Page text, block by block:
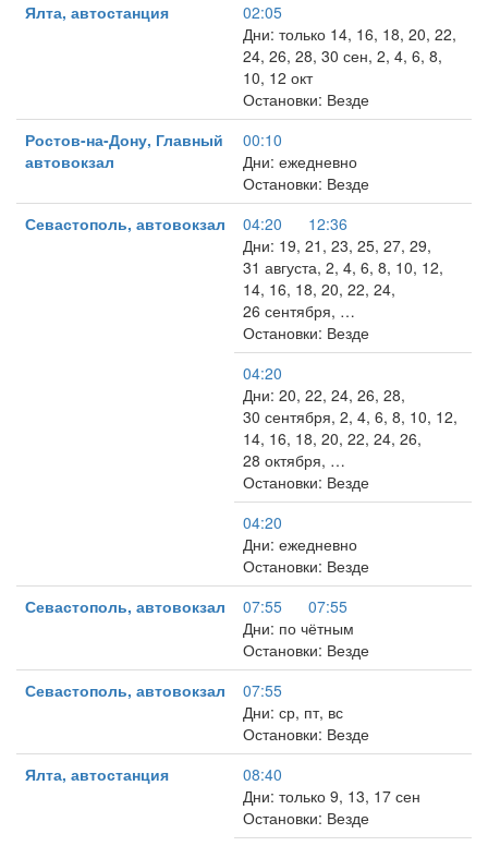
Ялта, автостанция
02:05
Дни: только 14, 16, 18, 20, 22,
24, 26, 28, 30 сен, 2, 4, 6, 8,
10, 12 окт
Остановки: Везде
Ростов-на-Дону, Главный
автовокзал
00:10
Дни: ежедневно
Остановки: Везде
Севастополь, автовокзал
04:20
12:36
Дни: 19, 21, 23, 25, 27, 29,
31 августа, 2, 4, 6, 8, 10, 12,
14, 16, 18, 20, 22, 24,
26 сентября, …
Остановки: Везде
04:20
Дни: 20, 22, 24, 26, 28,
30 сентября, 2, 4, 6, 8, 10, 12,
14, 16, 18, 20, 22, 24, 26,
28 октября, …
Остановки: Везде
04:20
Дни: ежедневно
Остановки: Везде
Севастополь, автовокзал
07:55
07:55
Дни: по чётным
Остановки: Везде
Севастополь, автовокзал
07:55
Дни: ср, пт, вс
Остановки: Везде
Ялта, автостанция
08:40
Дни: только 9, 13, 17 сен
Остановки: Везде